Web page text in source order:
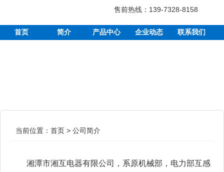
售前热线：139-7328-8158
首页 简介 产品中心 企业动态 联系我们
当前位置： 首页 > 公司简介
湘潭市湘互电器有限公司，系原机械部，电力部互感